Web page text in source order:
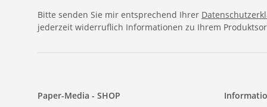
Bitte senden Sie mir entsprechend Ihrer
jederzeit widerruflich Informationen zu Ihrem
Paper-Media - SHOP